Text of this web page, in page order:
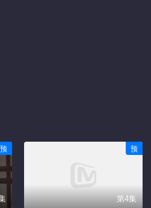
预 预
第4集